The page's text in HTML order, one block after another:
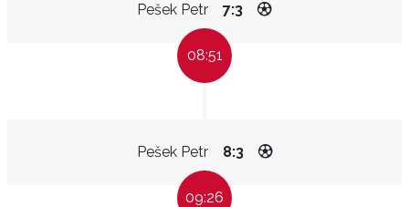
Pešek Petr 7:3
08:51
Pešek Petr 8:3
09:26